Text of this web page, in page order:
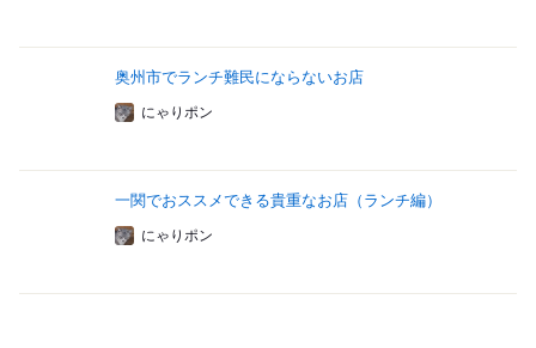
奥州市でランチ難民にならないお店
にゃりポン
一関でおススメできる貴重なお店（ランチ編）
にゃりポン